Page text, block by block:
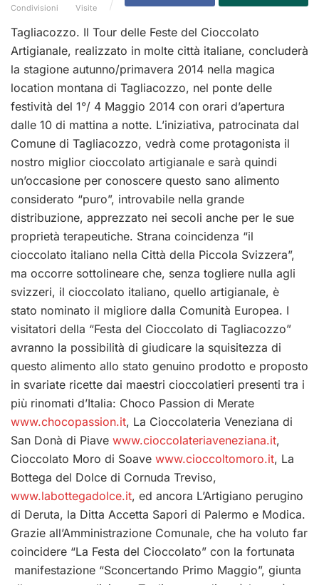
Condivisioni Visite
Tagliacozzo. Il Tour delle Feste del Cioccolato
Artigianale, realizzato in molte città italiane, concluderà
la stagione autunno/primavera 2014 nella magica
location montana di Tagliacozzo, nel ponte delle
festività del 1°/ 4 Maggio 2014 con orari d’apertura
dalle 10 di mattina a notte. L’iniziativa, patrocinata dal
Comune di Tagliacozzo, vedrà come protagonista il
nostro miglior cioccolato artigianale e sarà quindi
un’occasione per conoscere questo sano alimento
considerato “puro”, introvabile nella grande
distribuzione, apprezzato nei secoli anche per le sue
proprietà terapeutiche. Strana coincidenza “il
cioccolato italiano nella Città della Piccola Svizzera”,
ma occorre sottolineare che, senza togliere nulla agli
svizzeri, il cioccolato italiano, quello artigianale, è
stato nominato il migliore dalla Comunità Europea. I
visitatori della “Festa del Cioccolato di Tagliacozzo”
avranno la possibilità di giudicare la squisitezza di
questo alimento allo stato genuino prodotto e proposto
in svariate ricette dai maestri cioccolatieri presenti tra i
più rinomati d’Italia: Choco Passion di Merate
www.chocopassion.it, La Cioccolateria Veneziana di
San Donà di Piave www.cioccolateriaveneziana.it,
Cioccolato Moro di Soave www.cioccoltomoro.it, La
Bottega del Dolce di Cornuda Treviso,
www.labottegadolce.it, ed ancora L’Artigiano perugino
di Deruta, la Ditta Accetta Sapori di Palermo e Modica.
Grazie all’Amministrazione Comunale, che ha voluto far
coincidere “La Festa del Cioccolato” con la fortunata
manifestazione “Sconcertando Primo Maggio”, giunta